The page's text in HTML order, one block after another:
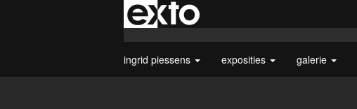
ingrid piessens exposities galerie